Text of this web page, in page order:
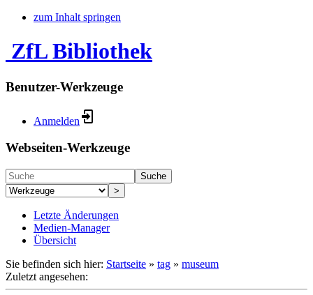
zum Inhalt springen
ZfL Bibliothek
Benutzer-Werkzeuge
Anmelden
Webseiten-Werkzeuge
Suche
>
Letzte Änderungen
Medien-Manager
Übersicht
Sie befinden sich hier: Startseite » tag » museum
Zuletzt angesehen: